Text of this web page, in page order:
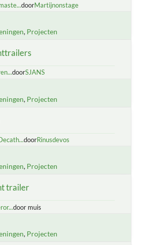
doorMartijnonstage
Projecten
doorSJANS
Projecten
doorRinusdevos
Projecten
trailer
door muis
Projecten